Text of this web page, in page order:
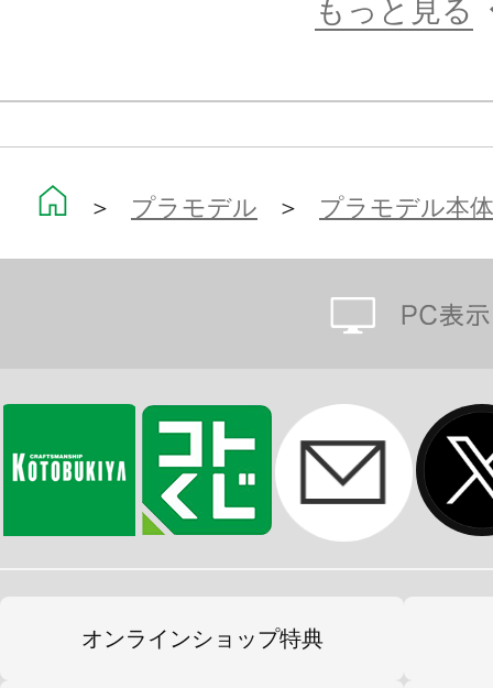
プリンシパルのような女性型キャラ
ことが可能です。
「通常リストジョイント」と「スペ
みのスタイルで楽しむことができま
手首の表情は全部で7種類。主に「
「銃を持つ」ことを想定したタイプ
手があります。
【成型色】
ー」「グレー」「ストーングレー」
もっと見る
＞ プラモデル ＞ プラモデル本体
オンラインショップ特典